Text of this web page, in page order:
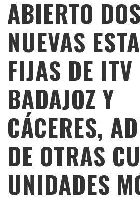
ABIERTO DOS
NUEVAS
FIJAS DE ITV
BADAJOZ Y
CÁCERES,
DE OTRAS
UNIDADES